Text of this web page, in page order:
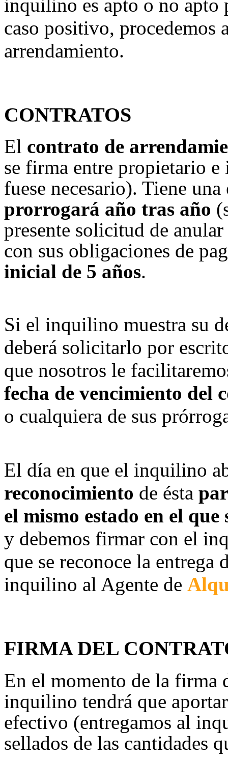
inquilino es apto o no apto
caso positivo, procedemos
arrendamiento.
CONTRATOS
El contrato de
se firma entre propietario
fuese necesario). Tiene una
prorrogará año tras año
presente solicitud de
con sus obligaciones de
inicial de 5 años.
Si el inquilino muestra su
deberá solicitarlo por
que nosotros le
fecha de vencimiento del
o cualquiera de sus
El día en que el inquilino
reconocimiento de ésta
el mismo estado en el
y debemos firmar con el
que se reconoce la
inquilino al Agente de
FIRMA DEL
En el momento de la firma
inquilino tendrá que
efectivo (entregamos al
sellados de las cantidades